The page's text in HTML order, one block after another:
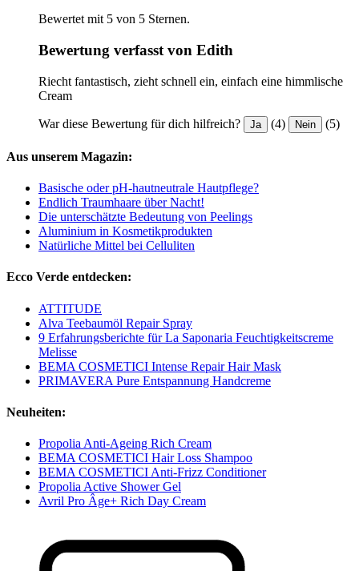
Bewertet mit 5 von 5 Sternen.
Bewertung verfasst von Edith
Riecht fantastisch, zieht schnell ein, einfach eine himmlische
Cream
War diese Bewertung für dich hilfreich? Ja (4) Nein (5)
Aus unserem Magazin:
Basische oder pH-hautneutrale Hautpflege?
Endlich Traumhaare über Nacht!
Die unterschätzte Bedeutung von Peelings
Aluminium in Kosmetikprodukten
Natürliche Mittel bei Celluliten
Ecco Verde entdecken:
ATTITUDE
Alva Teebaumöl Repair Spray
9 Erfahrungsberichte für La Saponaria Feuchtigkeitscreme
Melisse
BEMA COSMETICI Intense Repair Hair Mask
PRIMAVERA Pure Entspannung Handcreme
Neuheiten:
Propolia Anti-Ageing Rich Cream
BEMA COSMETICI Hair Loss Shampoo
BEMA COSMETICI Anti-Frizz Conditioner
Propolia Active Shower Gel
Avril Pro Âge+ Rich Day Cream